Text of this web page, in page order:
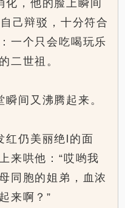
化，他的脸上瞬间
己辩驳，十分符合
一个只会吃喝玩乐
二世祖。
间又沸腾起来。
红仍美丽绝l的面
来哄他：“哎哟我
同胞的姐弟，血浓
来啊？”